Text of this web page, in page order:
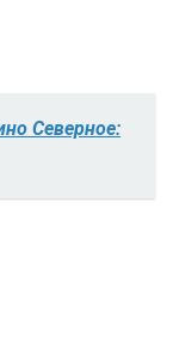
Северное: